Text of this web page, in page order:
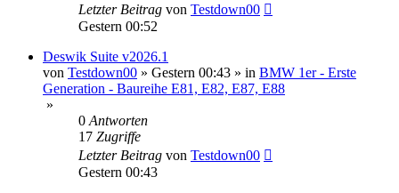
Letzter Beitrag von Testdown00
Gestern 00:52
Deswik Suite v2026.1
von Testdown00 » Gestern 00:43 » in BMW 1er - Erste
Generation - Baureihe E81, E82, E87, E88
»
0 Antworten
17 Zugriffe
Letzter Beitrag von Testdown00
Gestern 00:43